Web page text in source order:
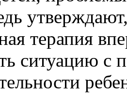
терапия
ситуацию с